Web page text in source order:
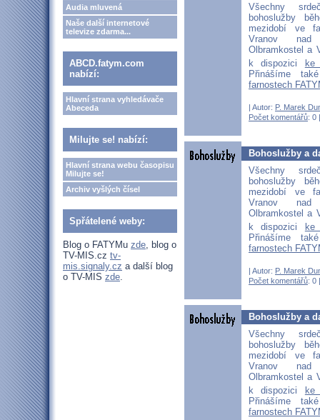
Audia mluvená
Naše další internetové
televize zdarma...
ABCD.fatym.com
nabízí:
Hlavní strana vyhledávače
Abeceda
Milujte se! nabízí:
Hlavní strana webu časopisu
Milujte se!
Archiv vyšlých čísel
Spřátelené weby:
Blog o FATYMu zde, blog o
TV-MIS.cz tv-
mis.signaly.cz a další blog
o TV-MIS zde.
Všechny
bohoslužby
mezidobí ve
Vranov
Olbramkostel a
k dispozici
Přinášíme
farnostech
| Autor: P. Marek
Počet komentářů: 0
Bohoslužby a
Všechny
bohoslužby
mezidobí ve
Vranov
Olbramkostel a
k dispozici
Přinášíme
farnostech
| Autor: P. Marek
Počet komentářů: 0
Bohoslužby a
Všechny
bohoslužby
mezidobí ve
Vranov
Olbramkostel a
k dispozici
Přinášíme
farnostech